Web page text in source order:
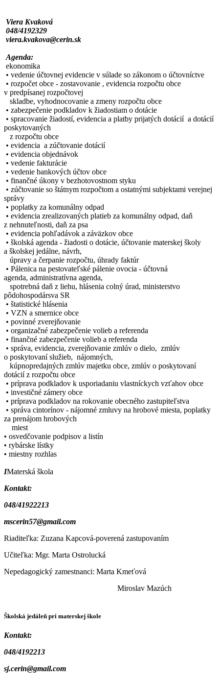
Viera Kvaková
048/4192329
viera.kvakova@cerin.sk
Agenda:
ekonomika
• vedenie účtovnej evidencie v súlade so zákonom o účtovníctve
• rozpočet obce - zostavovanie , evidencia rozpočtu obce
v predpísanej rozpočtovej
skladbe, vyhodnocovanie a zmeny rozpočtu obce
• zabezpečenie podkladov k žiadostiam o dotácie
• spracovanie žiadostí, evidencia a platby prijatých dotácií a dotácií
poskytovaných
z rozpočtu obce
• evidencia a zúčtovanie dotácií
• evidencia objednávok
• vedenie fakturácie
• vedenie bankových účtov obce
• finančné úkony v bezhotovostnom styku
• zúčtovanie so štátnym rozpočtom a ostatnými subjektami verejnej
správy
• poplatky za komunálny odpad
• evidencia zrealizovaných platieb za komunálny odpad, daň
z nehnuteľnosti, daň za psa
• evidencia pohľadávok a záväzkov obce
• školská agenda - žiadosti o dotácie, účtovanie materskej školy
a školskej jedálne, návrh,
úpravy a čerpanie rozpočtu, úhrady faktúr
• Pálenica na pestovateľské pálenie ovocia - účtovná
agenda, administratívna agenda,
spotrebná daň z liehu, hlásenia colný úrad, ministerstvo
pôdohospodársva SR
• štatistické hlásenia
• VZN a smernice obce
• povinné zverejňovanie
• organizačné zabezpečenie volieb a referenda
• finančné zabezpečenie volieb a referenda
• správa, evidencia, zverejňovanie zmlúv o dielo, zmlúv
o poskytovaní služieb, nájomných,
kúpnopredajných zmlúv majetku obce, zmlúv o poskytovaní
dotácií z rozpočtu obce
• príprava podkladov k usporiadaniu vlastníckych vzťahov obce
• investičné zámery obce
• príprava podkladov na rokovanie obecného zastupiteľstva
• správa cintorínov - nájomné zmluvy na hrobové miesta, poplatky
za prenájom hrobových
miest
• osvedčovanie podpisov a listín
• rybárske lístky
• miestny rozhlas
IMaterská škola
Kontakt:
048/41922213
mscerin57@gmail.com
Riaditeľka: Zuzana Kapcová-poverená zastupovaním
Učiteľka: Mgr. Marta Ostrolucká
Nepedagogický zamestnanci: Marta Kmeťová
Miroslav Mazúch
Školská jedáleň pri materskej škole
Kontakt:
048/4192213
sj.cerin@gmail.com